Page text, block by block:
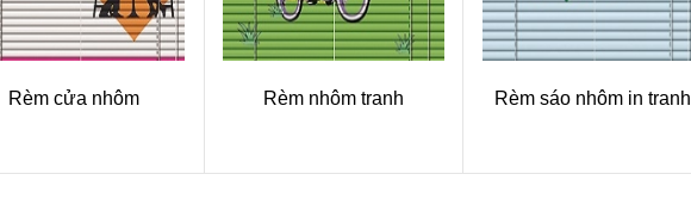
Rèm cửa nhôm Rèm nhôm tranh Rèm sáo nhôm in tranh